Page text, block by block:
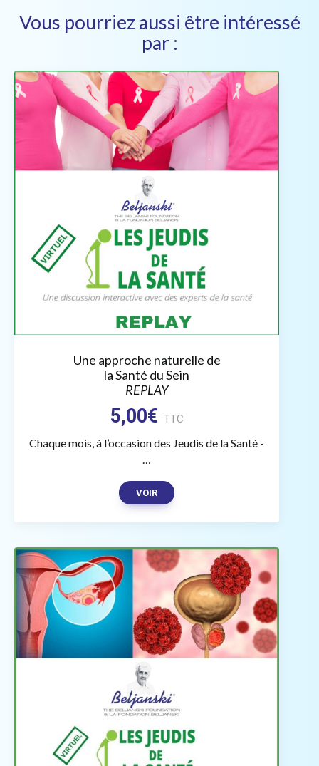
Vous pourriez aussi être intéressé
par :
Une approche naturelle de
la Santé du Sein
REPLAY
5,00€ TTC
Chaque mois, à l’occasion des Jeudis de la Santé -
…
VOIR